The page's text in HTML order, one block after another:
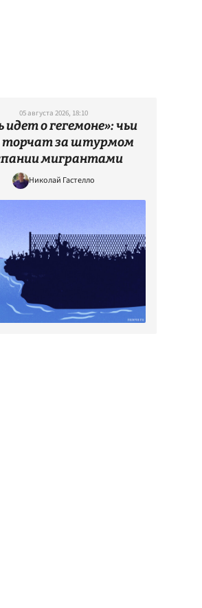
05 августа 2026, 18:10
идет о гегемоне»: чьи
за штурмом
мигрантами
Николай Гастелло